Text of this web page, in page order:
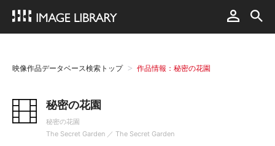
映像作品データベース検索トップ 作品情報：秘密の花園
秘密の花園
秘密の花園
The Secret Garden ／ The Secret Garden